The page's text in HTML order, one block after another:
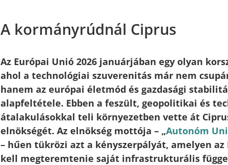
A kormányrúdnál Ciprus
Az Európai Unió 2026 januárjában egy olyan
ahol a technológiai szuverenitás már nem
hanem az európai életmód és gazdasági
alapfeltétele. Ebben a feszült, geopolitikai és
átalakulásokkal teli környezetben vette át
elnökségét. Az elnökség mottója – „Autonóm
– hűen tükrözi azt a kényszerpályát, amelyen az
kell megteremtenie saját infrastrukturális